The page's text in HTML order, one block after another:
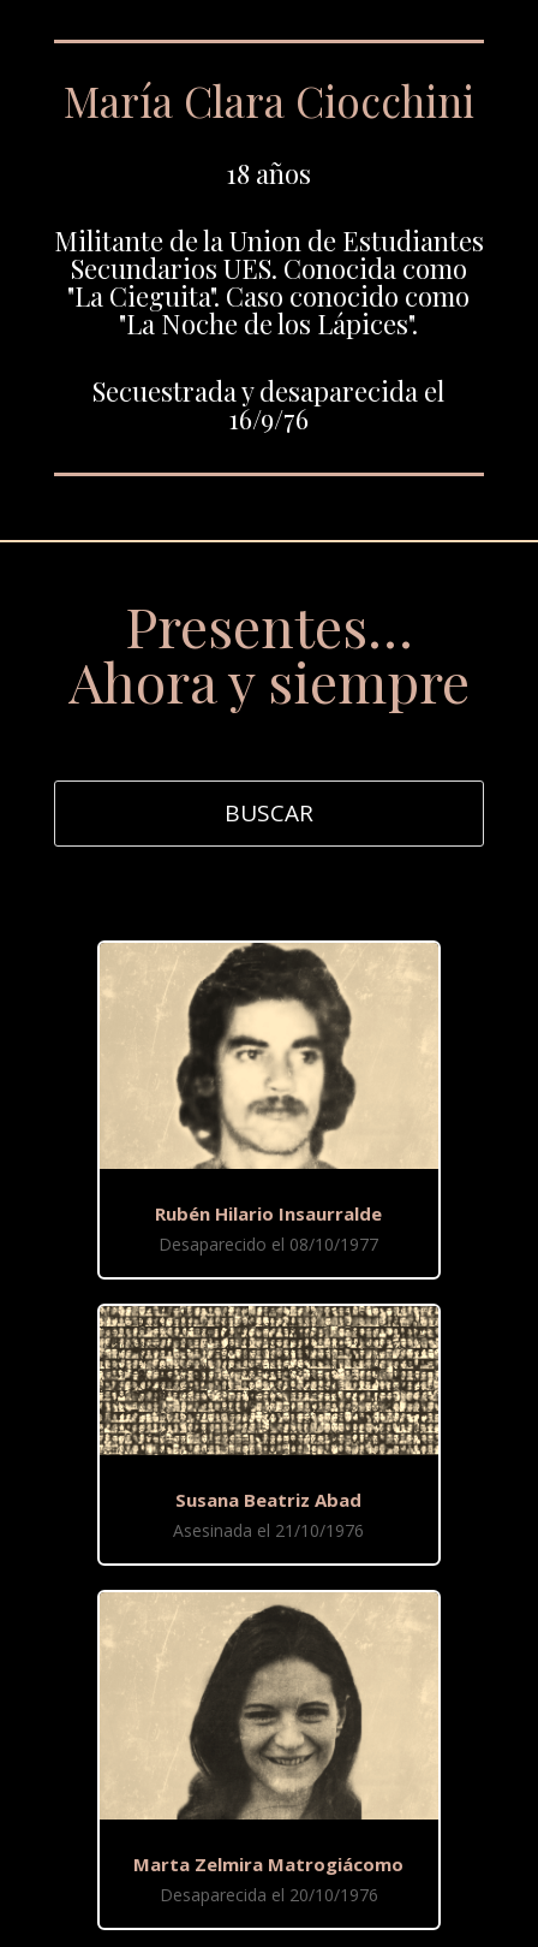
María Clara Ciocchini
18 años
Militante de la Union de Estudiantes
Secundarios UES. Conocida como
"La Cieguita". Caso conocido como
"La Noche de los Lápices".
Secuestrada y desaparecida el
16/9/76
Presentes…
Ahora y siempre
Rubén Hilario Insaurralde
Desaparecido el 08/10/1977
Susana Beatriz Abad
Asesinada el 21/10/1976
Marta Zelmira Matrogiácomo
Desaparecida el 20/10/1976